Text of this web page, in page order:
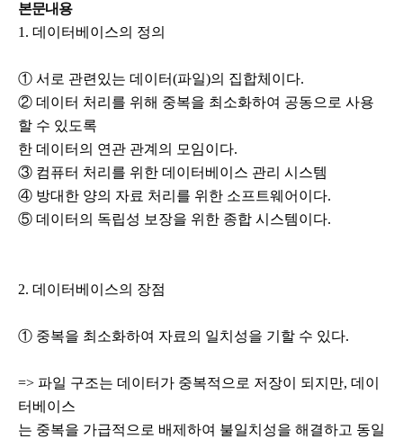
본문내용
1. 데이터베이스의 정의
① 서로 관련있는 데이터(파일)의 집합체이다.
② 데이터 처리를 위해 중복을 최소화하여 공동으로 사용
할 수 있도록
한 데이터의 연관 관계의 모임이다.
③ 컴퓨터 처리를 위한 데이터베이스 관리 시스템
④ 방대한 양의 자료 처리를 위한 소프트웨어이다.
⑤ 데이터의 독립성 보장을 위한 종합 시스템이다.
2. 데이터베이스의 장점
① 중복을 최소화하여 자료의 일치성을 기할 수 있다.
=> 파일 구조는 데이터가 중복적으로 저장이 되지만, 데이
터베이스
는 중복을 가급적으로 배제하여 불일치성을 해결하고 동일